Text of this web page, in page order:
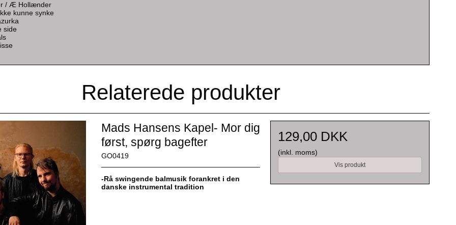
/ Æ Hollænder
kunne synke
side
Relaterede produkter
Mads Hansens Kapel- Mor dig
først, spørg bagefter
GO0419
-Rå swingende balmusik forankret i den
danske instrumental tradition
129,00 DKK
(inkl. moms)
Vis produkt